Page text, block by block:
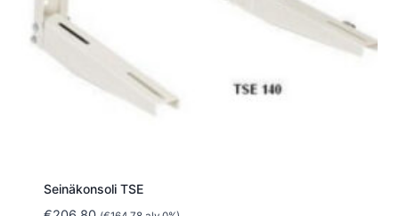
Seinäkonsoli TSE